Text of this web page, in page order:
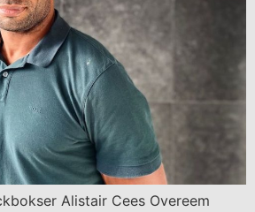
Alistair Cees Overeem